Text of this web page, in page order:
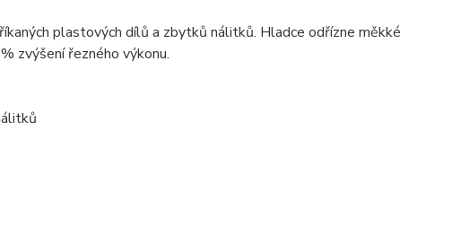
plastových dílů a zbytků nálitků. Hladce odřízne měkké
zvýšení řezného výkonu.